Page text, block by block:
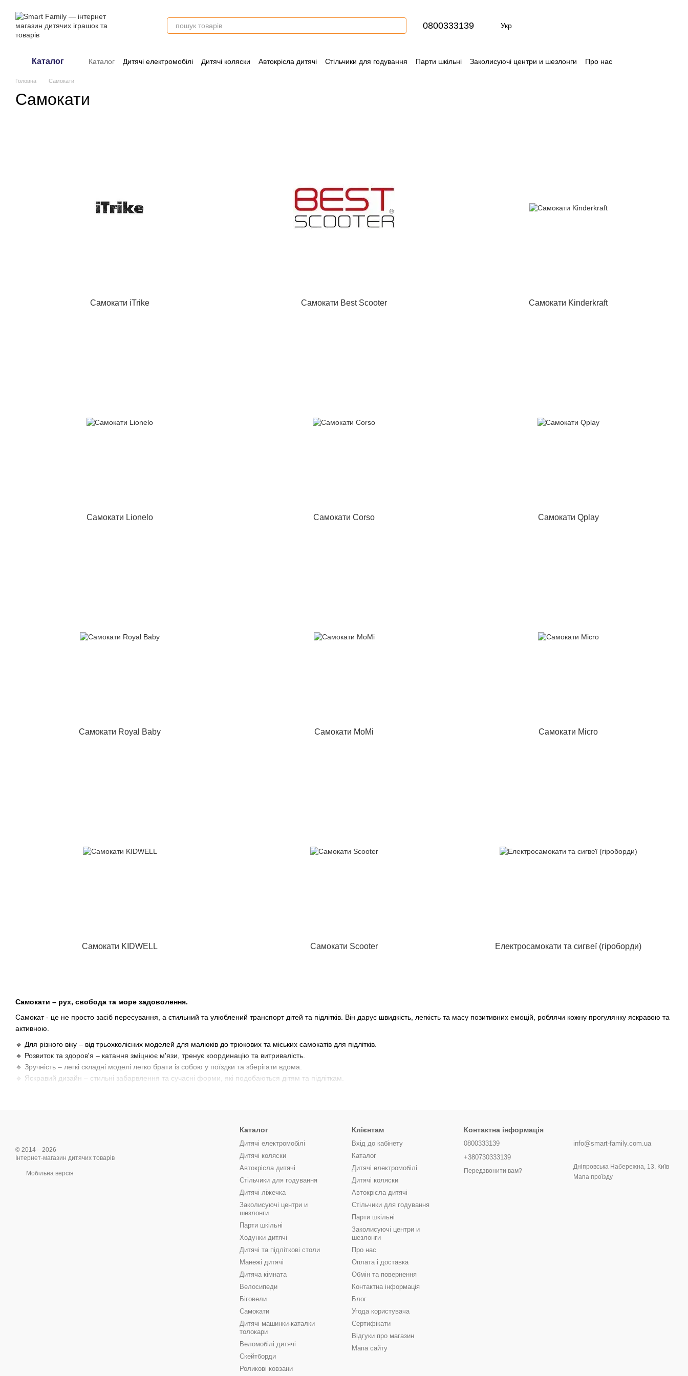
0800333139 Укр
Каталог Каталог Дитячі електромобілі Дитячі коляски Автокрісла дитячі Стільчики для годування Парти шкільні Заколисуючі центри и шезлонги
Про нас
Головна Самокати
Самокати
Самокати – рух, свобода та море задоволення.
Самокат - це не просто засіб пересування, а стильний та улюблений транспорт дітей та підлітків. Він дарує швидкість, легкість та масу позитивних емоцій, роблячи кожну прогулянку яскравою та
активною.
🔹 Для різного віку – від трьохколісних моделей для малюків до трюкових та міських самокатів для підлітків.
🔹 Розвиток та здоров'я – катання зміцнює м'язи, тренує координацію та витривалість.
🔹 Зручність – легкі складні моделі легко брати із собою у поїздки та зберігати вдома.
🔹 Яскравий дизайн – стильні забарвлення та сучасні форми, які подобаються дітям та підліткам.
Самокати iTrike Самокати Best Scooter Самокати Kinderkraft
Самокати Lionelo Самокати Corso Самокати Qplay
Самокати Royal Baby Самокати MoMi Самокати Micro
Самокати KIDWELL Самокати Scooter Електросамокати та сигвеї (гіроборди)
© 2014—2026
Інтернет-магазин дитячих товарів
Мобільна версія
Каталог
Дитячі електромобілі
Дитячі коляски
Автокрісла дитячі
Стільчики для годування
Дитячі ліжечка
Заколисуючі центри и
шезлонги
Парти шкільні
Ходунки дитячі
Дитячі та підліткові столи
Манежі дитячі
Дитяча кімната
Велосипеди
Біговели
Самокати
Дитячі машинки-каталки
толокари
Веломобілі дитячі
Скейтборди
Роликові ковзани
Клієнтам
Вхід до кабінету
Каталог
Дитячі електромобілі
Дитячі коляски
Автокрісла дитячі
Стільчики для годування
Парти шкільні
Заколисуючі центри и
шезлонги
Про нас
Оплата і доставка
Обмін та повернення
Контактна інформація
Блог
Угода користувача
Сертифікати
Відгуки про магазин
Мапа сайту
Контактна інформація
0800333139
+380730333139
Передзвонити вам?
info@smart-family.com.ua
Дніпровська Набережна, 13, Київ
Мапа проїзду